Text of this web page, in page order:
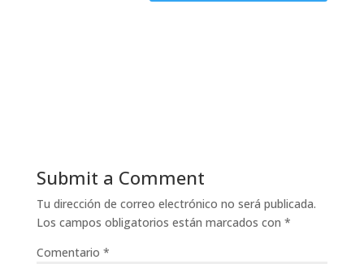
Submit a Comment
Tu dirección de correo electrónico no será publicada.
Los campos obligatorios están marcados con *
Comentario *